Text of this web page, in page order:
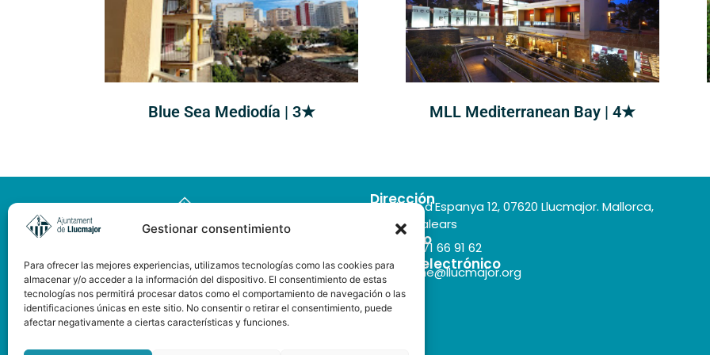
Gestionar consentimiento
Para ofrecer las mejores experiencias, utilizamos tecnologías como las cookies para
almacenar y/o acceder a la información del dispositivo. El consentimiento de estas
tecnologías nos permitirá procesar datos como el comportamiento de navegación o las
identificaciones únicas en este sitio. No consentir o retirar el consentimiento, puede
afectar negativamente a ciertas características y funciones.
Blue Sea Mediodía | 3★ MLL Mediterranean Bay | 4★
Pàgina web subvencionada
Dirección
Plaça d'Espanya 12, 07620 Llucmajor. Mallorca,
Illes Balears
Teléfono
+34 971 66 91 62
Correo electrónico
turisme@llucmajor.org